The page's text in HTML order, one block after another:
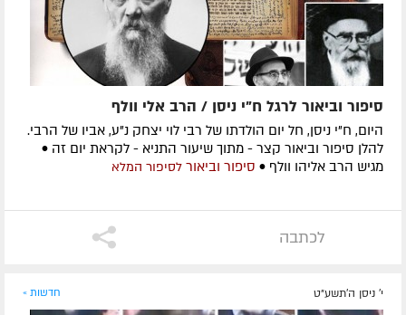
סיפור וביאור לרגל ח"י ניסן / הרב אלי וולף
היום, ח"י ניסן, חל יום הולדתו של רבי לוי יצחק נ"ע, אביו של הרבי.
להלן סיפור וביאור קצר - מתוך שיעור התניא - לקראת יום זה •
מגיש הרב אליהו וולף • סיפור וביאור לסיפור המלא
לכתבה
י' ניסן ה׳תשע״ט חדשות »